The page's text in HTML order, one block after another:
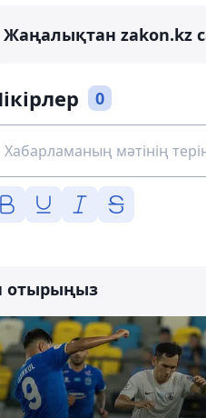
Жаңалықтан zakon.kz
0
отырыңыз